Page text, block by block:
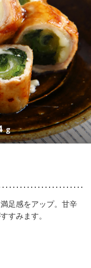
g
足感をアップ。甘辛
すみます。